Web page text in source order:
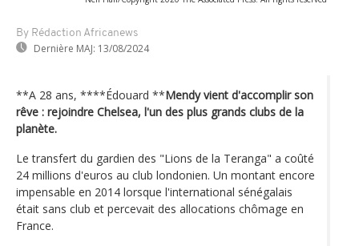
By Rédaction Africanews
Dernière MAJ: 13/08/2024
**A 28 ans, ****Édouard **Mendy vient d'accomplir son
rêve : rejoindre Chelsea, l'un des plus grands clubs de la
planète.
Le transfert du gardien des "Lions de la Teranga" a coûté
24 millions d'euros au club londonien. Un montant encore
impensable en 2014 lorsque l'international sénégalais
était sans club et percevait des allocations chômage en
France.